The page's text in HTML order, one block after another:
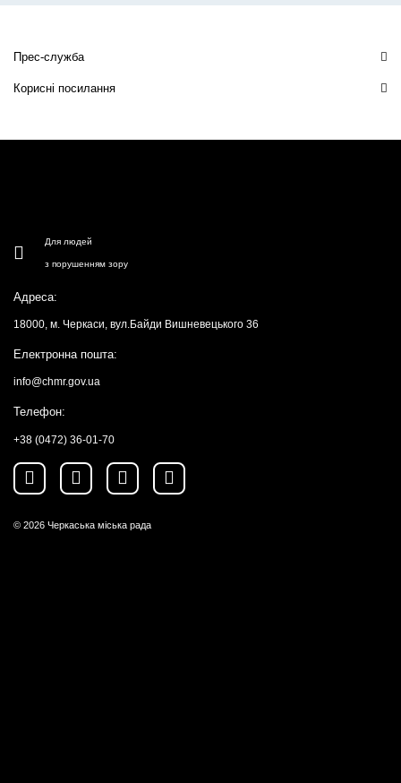
Прес-служба
Корисні посилання
Для людей
з порушенням зору
Адреса:
18000, м. Черкаси, вул.Байди Вишневецького 36
Електронна пошта:
info@chmr.gov.ua
Телефон:
+38 (0472) 36-01-70
© 2026 Черкаська міська рада